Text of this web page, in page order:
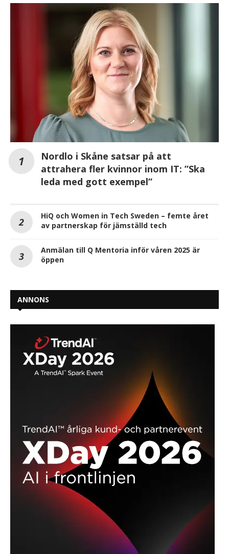
Nordlo i Skåne satsar på att
attrahera fler kvinnor inom IT: ”Ska
leda med gott exempel”
HiQ och Women in Tech Sweden – femte året
av partnerskap för jämställd tech
Anmälan till Q Mentoria inför våren 2025 är
öppen
ANNONS